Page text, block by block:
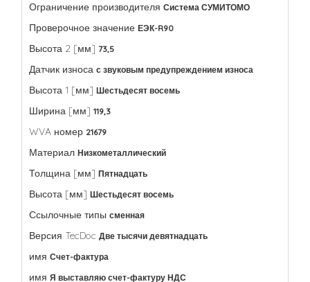
Ограничение производителя Система СУМИТОМО
Проверочное значение ЕЭК-R90
Высота 2 [мм] 73,5
Датчик износа с звуковым предупреждением износа
Высота 1 [мм] Шестьдесят восемь
Ширина [мм] 119,3
WVA номер 21679
Материал Низкометаллический
Толщина [мм] Пятнадцать
Высота [мм] Шестьдесят восемь
Ссылочные типы сменная
Версия TecDoc Две тысячи девятнадцать
имя Счет-фактура
имя Я выставляю счет-фактуру НДС